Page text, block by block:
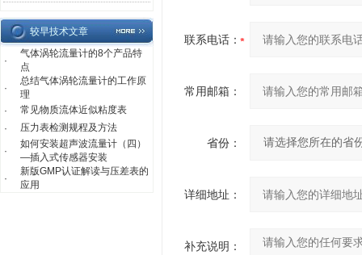
较早技术文章
·
气体涡轮流量计的8个产品特
点
·
总结气体涡轮流量计的工作原
理
·
常见物质流体近似粘度表
·
压力表检测规程及方法
·
如何安装超声波流量计（四）
—插入式传感器安装
·
新版GMP认证解读与压差表的
应用
联系电话：
常用邮箱：
省份：
详细地址：
补充说明：